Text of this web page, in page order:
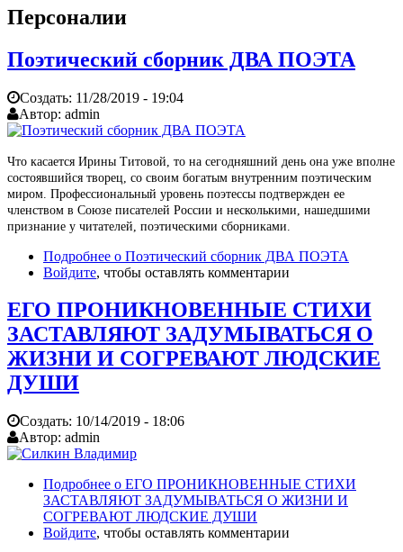
Персоналии
Поэтический сборник ДВА ПОЭТА
Создать: 11/28/2019 - 19:04
Автор: admin
Что касается Ирины Титовой, то на сегодняшний день она уже вполне
состоявшийся творец, со своим богатым внутренним поэтическим
миром. Профессиональный уровень поэтессы подтвержден ее
членством в Союзе писателей России и несколькими, нашедшими
признание у читателей, поэтическими сборниками.
Подробнее о Поэтический сборник ДВА ПОЭТА
Войдите, чтобы оставлять комментарии
ЕГО ПРОНИКНОВЕННЫЕ СТИХИ
ЗАСТАВЛЯЮТ ЗАДУМЫВАТЬСЯ О
ЖИЗНИ И СОГРЕВАЮТ ЛЮДСКИЕ
ДУШИ
Создать: 10/14/2019 - 18:06
Автор: admin
Подробнее о ЕГО ПРОНИКНОВЕННЫЕ СТИХИ
ЗАСТАВЛЯЮТ ЗАДУМЫВАТЬСЯ О ЖИЗНИ И
СОГРЕВАЮТ ЛЮДСКИЕ ДУШИ
Войдите, чтобы оставлять комментарии